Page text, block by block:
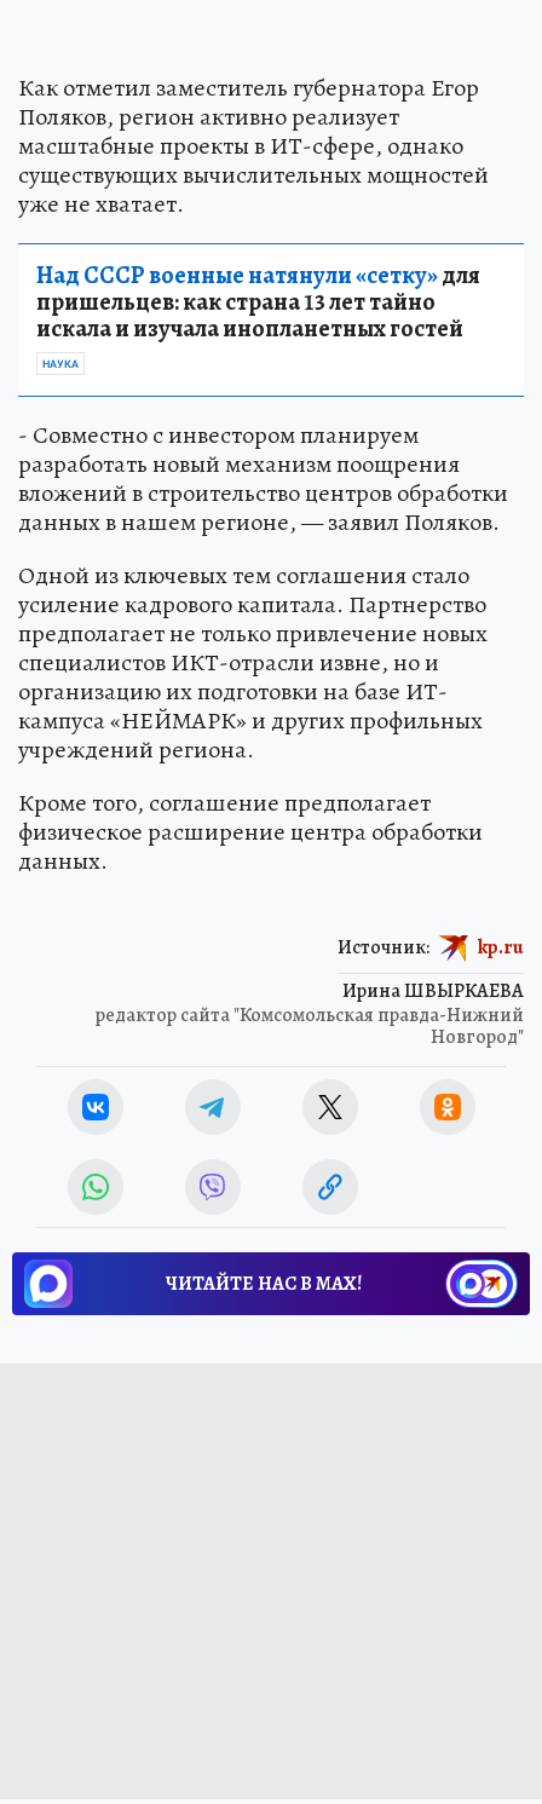
Как отметил заместитель губернатора Егор
Поляков, регион активно реализует
масштабные проекты в ИТ-сфере, однако
существующих вычислительных мощностей
уже не хватает.
Над СССР военные натянули «сетку»для
пришельцев: как страна 13 лет тайно
искала и изучала инопланетных гостей
НАУКА
- Совместно с инвестором планируем
разработать новый механизм поощрения
вложений в строительство центров обработки
данных в нашем регионе, — заявил Поляков.
Одной из ключевых тем соглашения стало
усиление кадрового капитала. Партнерство
предполагает не только привлечение новых
специалистов ИКТ-отрасли извне, но и
организацию их подготовки на базе ИТ-
кампуса «НЕЙМАРК» и других профильных
учреждений региона.
Кроме того, соглашение предполагает
физическое расширение центра обработки
данных.
Ирина ШВЫРКАЕВА
редактор сайта "Комсомольская правда-Нижний
Новгород"
Источник: kp.ru
ЧИТАЙТЕ НАС В МАХ!